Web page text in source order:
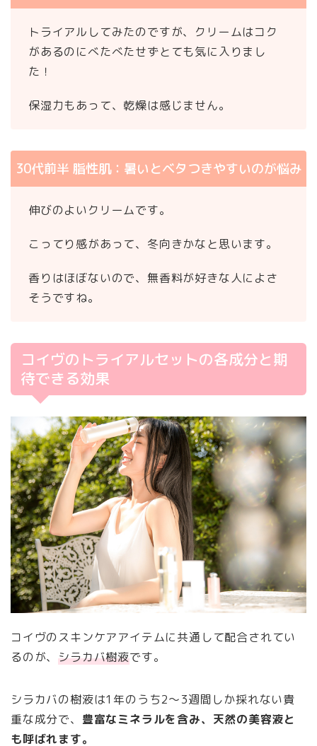
トライアルしてみたのですが、クリームはコク
があるのにべたべたせずとても気に入りまし
た！
保湿力もあって、乾燥は感じません。
30代前半 脂性肌：暑いとベタつきやすいのが悩み
伸びのよいクリームです。
こってり感があって、冬向きかなと思います。
香りはほぼないので、無香料が好きな人によさ
そうですね。
コイヴのトライアルセットの各成分と期
待できる効果
コイヴのスキンケアアイテムに共通して配合されてい
るのが、シラカバ樹液です。
シラカバの樹液は1年のうち2～3週間しか採れない貴
重な成分で、 豊富なミネラルを含み、天然の美容液と
も呼ばれます。